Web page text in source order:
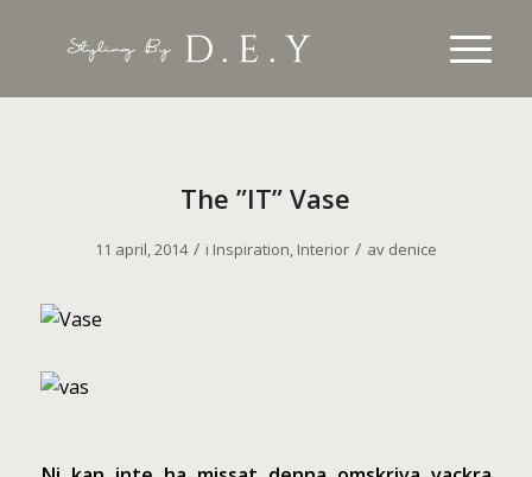
The ”IT” Vase
11 april, 2014 / i Inspiration, Interior / av denice